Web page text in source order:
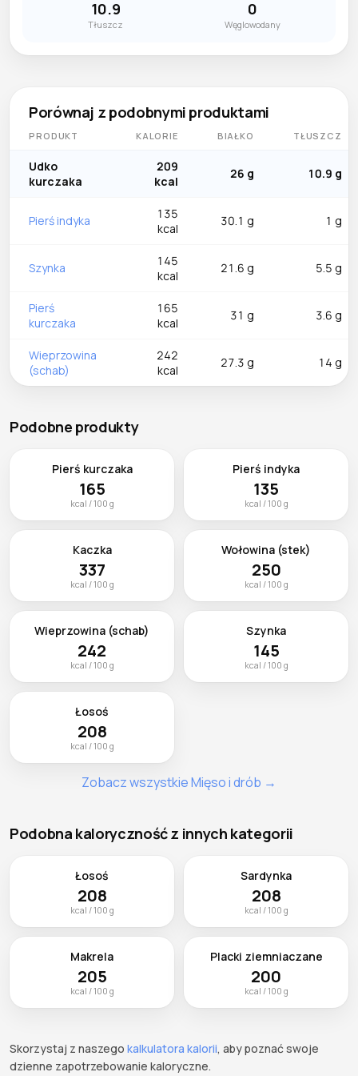
10.9
Tłuszcz
0
Węglowodany
Porównaj z podobnymi produktami
PRODUKT KALORIE BIAŁKO TŁUSZCZ
Udko
kurczaka
209
kcal
26 g 10.9 g
Pierś indyka
135
kcal
30.1 g 1 g
Szynka
145
kcal
21.6 g 5.5 g
Pierś
kurczaka
165
kcal
31 g 3.6 g
Wieprzowina
(schab)
242
kcal
27.3 g 14 g
Podobne produkty
Pierś kurczaka
165
kcal / 100 g
Pierś indyka
135
kcal / 100 g
Kaczka
337
kcal / 100 g
Wołowina (stek)
250
kcal / 100 g
Wieprzowina (schab)
242
kcal / 100 g
Szynka
145
kcal / 100 g
Łosoś
208
kcal / 100 g
Zobacz wszystkie Mięso i drób →
Podobna kaloryczność z innych kategorii
Łosoś
208
kcal / 100 g
Sardynka
208
kcal / 100 g
Makrela
205
kcal / 100 g
Placki ziemniaczane
200
kcal / 100 g
Skorzystaj z naszego kalkulatora kalorii, aby poznać swoje
dzienne zapotrzebowanie kaloryczne.